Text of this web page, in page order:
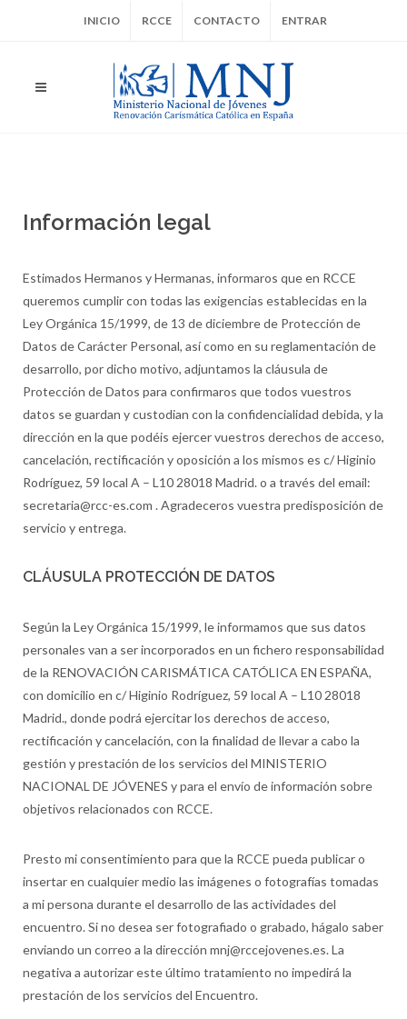
INICIO RCCE CONTACTO ENTRAR
Información legal
Estimados Hermanos y Hermanas, informaros que en RCCE
queremos cumplir con todas las exigencias establecidas en la
Ley Orgánica 15/1999, de 13 de diciembre de Protección de
Datos de Carácter Personal, así como en su reglamentación de
desarrollo, por dicho motivo, adjuntamos la cláusula de
Protección de Datos para confirmaros que todos vuestros
datos se guardan y custodian con la confidencialidad debida, y la
dirección en la que podéis ejercer vuestros derechos de acceso,
cancelación, rectificación y oposición a los mismos es c/ Higinio
Rodríguez, 59 local A – L10 28018 Madrid. o a través del email:
secretaria@rcc-es.com . Agradeceros vuestra predisposición de
servicio y entrega.
CLÁUSULA PROTECCIÓN DE DATOS
Según la Ley Orgánica 15/1999, le informamos que sus datos
personales van a ser incorporados en un fichero responsabilidad
de la RENOVACIÓN CARISMÁTICA CATÓLICA EN ESPAÑA,
con domicilio en c/ Higinio Rodríguez, 59 local A – L10 28018
Madrid., donde podrá ejercitar los derechos de acceso,
rectificación y cancelación, con la finalidad de llevar a cabo la
gestión y prestación de los servicios del MINISTERIO
NACIONAL DE JÓVENES y para el envío de información sobre
objetivos relacionados con RCCE.
Presto mi consentimiento para que la RCCE pueda publicar o
insertar en cualquier medio las imágenes o fotografías tomadas
a mi persona durante el desarrollo de las actividades del
encuentro. Si no desea ser fotografiado o grabado, hágalo saber
enviando un correo a la dirección mnj@rccejovenes.es. La
negativa a autorizar este último tratamiento no impedirá la
prestación de los servicios del Encuentro.